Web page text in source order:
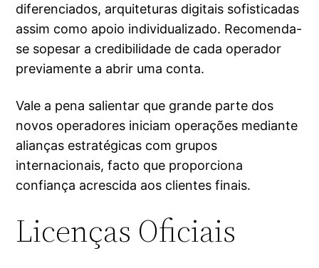
diferenciados, arquiteturas digitais sofisticadas
assim como apoio individualizado. Recomenda-
se sopesar a credibilidade de cada operador
previamente a abrir uma conta.
Vale a pena salientar que grande parte dos
novos operadores iniciam operações mediante
alianças estratégicas com grupos
internacionais, facto que proporciona
confiança acrescida aos clientes finais.
Licenças Oficiais